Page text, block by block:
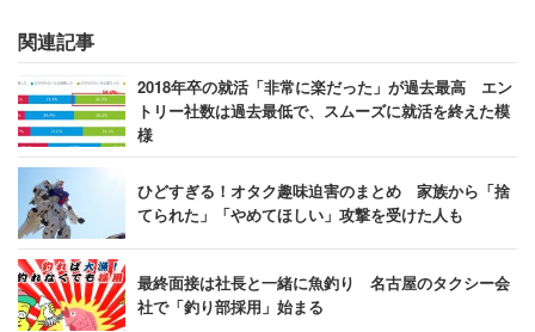
関連記事
2018年卒の就活「非常に楽だった」が過去最高 エン
トリー社数は過去最低で、スムーズに就活を終えた模
様
ひどすぎる！オタク趣味迫害のまとめ 家族から「捨
てられた」「やめてほしい」攻撃を受けた人も
最終面接は社長と一緒に魚釣り 名古屋のタクシー会
社で「釣り部採用」始まる